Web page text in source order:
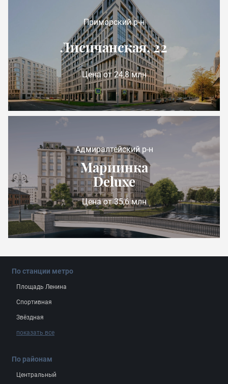
Приморский р-н
Лисичанская, 22
Цена от 24,8 млн
Адмиралтейский р-н
Мариинка
Deluxe
Цена от 35,6 млн
По станции метро
Площадь Ленина
Спортивная
Звёздная
показать все
По районам
Центральный